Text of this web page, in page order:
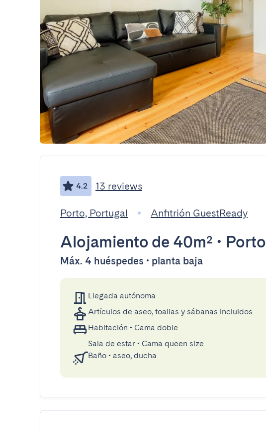
4.2 13 reviews
Porto, Portugal Anfitrión GuestReady
Alojamiento de 40m² • Porto
Máx. 4 huéspedes • planta baja
Llegada autónoma
Artículos de aseo, toallas y sábanas incluidos
Habitación • Cama doble
Sala de estar • Cama queen size
Baño • aseo, ducha